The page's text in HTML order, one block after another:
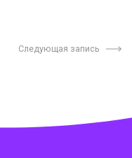
Следующая запись